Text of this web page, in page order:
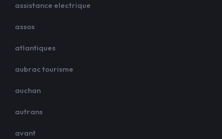
assistance electrique
assos
atlantiques
aubrac tourisme
auchan
autrans
avant